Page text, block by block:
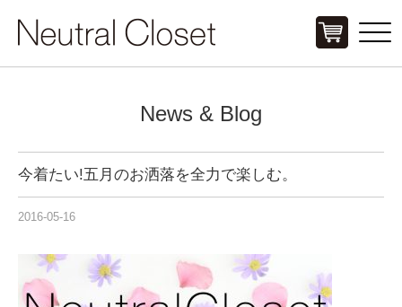
Click
News & Blog
今着たい!五月のお洒落を全力で楽しむ。
2016-05-16